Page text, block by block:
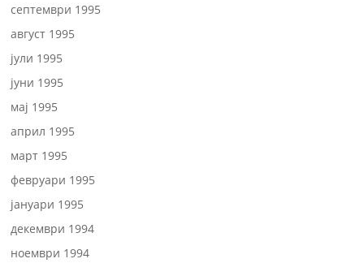
септември 1995
август 1995
јули 1995
јуни 1995
мај 1995
април 1995
март 1995
февруари 1995
јануари 1995
декември 1994
ноември 1994